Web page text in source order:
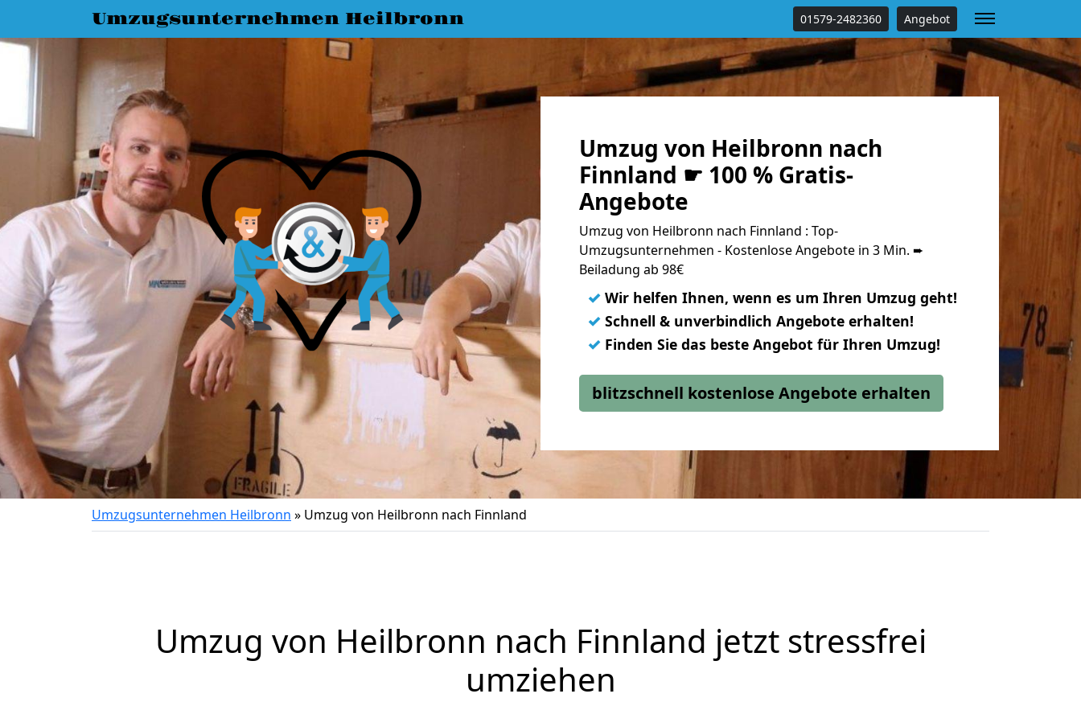
Umzugsunternehmen Heilbronn 01579-2482360 Angebot
Umzug von Heilbronn nach
Finnland ☛ 100 % Gratis-
Angebote
Umzug von Heilbronn nach Finnland : Top-
Umzugsunternehmen - Kostenlose Angebote in 3 Min. ➨
Beiladung ab 98€
✓ Wir helfen Ihnen, wenn es um Ihren Umzug geht!
✓ Schnell & unverbindlich Angebote erhalten!
✓ Finden Sie das beste Angebot für Ihren Umzug!
blitzschnell kostenlose Angebote erhalten
Umzugsunternehmen Heilbronn » Umzug von Heilbronn nach Finnland
Umzug von Heilbronn nach Finnland jetzt stressfrei
umziehen